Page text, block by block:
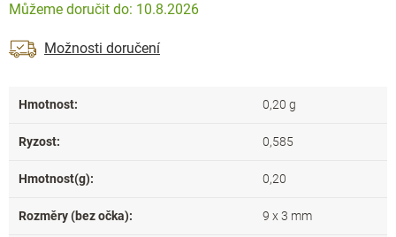
10.8.2026
Možnosti doručení
Hmotnost: 0,20 g
Ryzost: 0,585
Hmotnost(g): 0,20
Rozměry (bez očka): 9 x 3 mm